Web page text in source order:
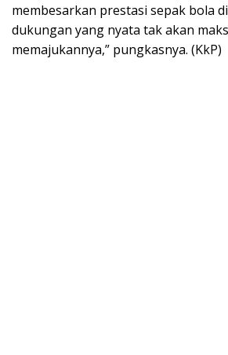
membesarkan prestasi sepak bola
dukungan yang nyata tak akan
memajukannya,” pungkasnya. (KkP)